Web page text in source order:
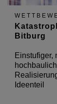
Bitburg
Einstufiger,
Ideenteil